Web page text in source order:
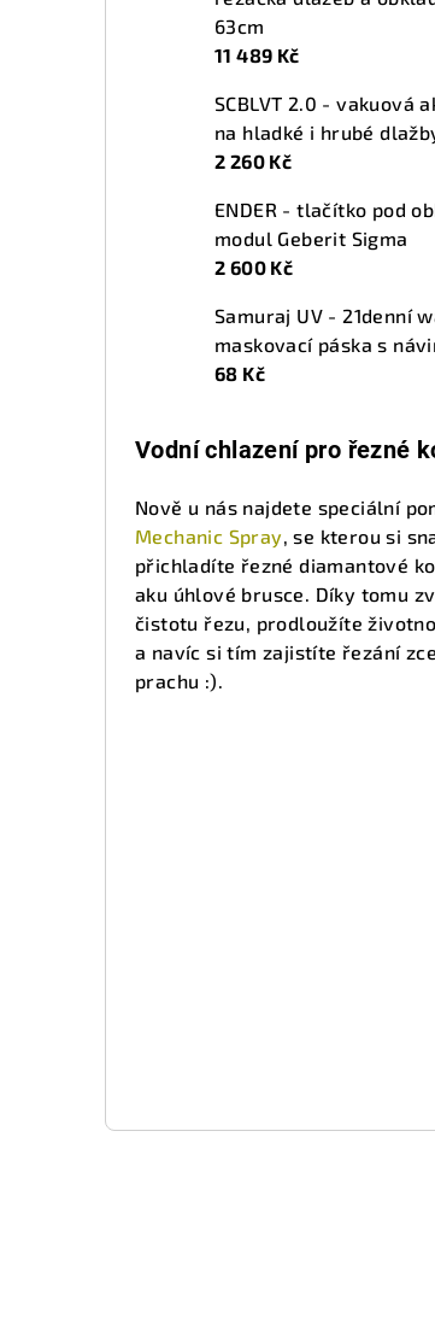
63cm
11 489 Kč
SCBLVT 2.0 - vakuová
na hladké i hrubé
2 260 Kč
ENDER - tlačítko pod
modul Geberit Sigma
2 600 Kč
Samuraj UV - 21denní
maskovací páska s
68 Kč
Vodní chlazení pro řezné
Nově u nás najdete speciální
Mechanic Spray, se kterou si
přichladíte řezné diamantové
aku úhlové brusce. Díky tomu
čistotu řezu, prodloužíte
a navíc si tím zajistíte řezání
prachu :).